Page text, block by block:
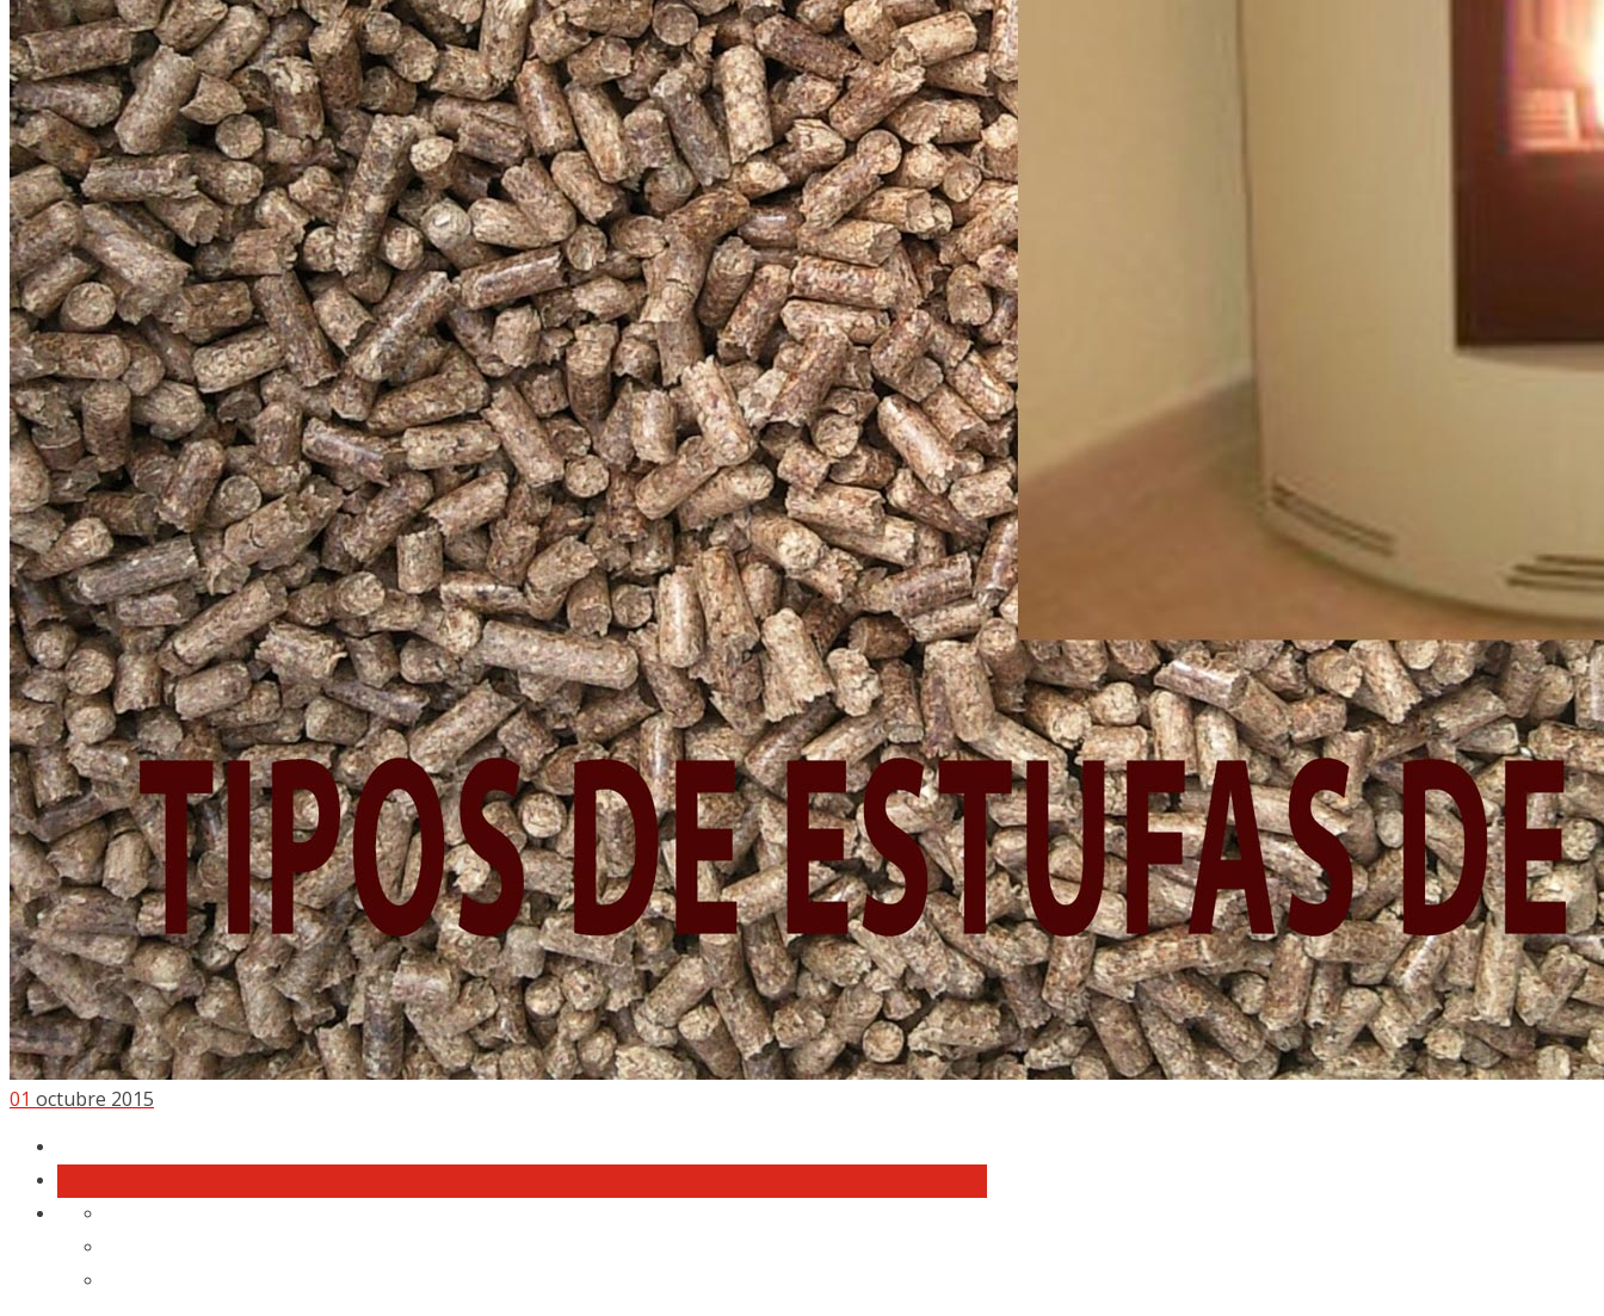
01 octubre 2015